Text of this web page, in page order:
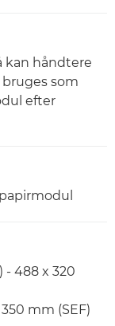
kan håndtere
som
efter
- 488 x 320
mm (SEF)